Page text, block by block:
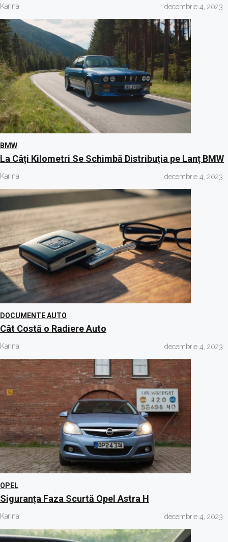
Karina decembrie 4, 2023
BMW
La Câți Kilometri Se Schimbă Distribuția pe Lanț BMW
Karina decembrie 4, 2023
DOCUMENTE AUTO
Cât Costă o Radiere Auto
Karina decembrie 4, 2023
OPEL
Siguranța Faza Scurtă Opel Astra H
Karina decembrie 4, 2023